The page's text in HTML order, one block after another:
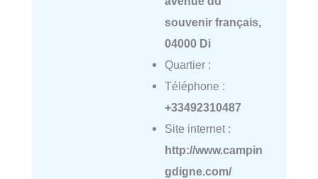
souvenir français,
04000 Di
Quartier :
Téléphone :
+33492310487
Site internet :
http://www.campin
gdigne.com/